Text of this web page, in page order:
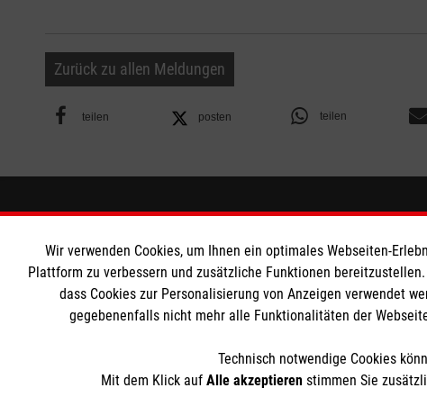
Zurück zu allen Meldungen
teilen posten teilen
Informationen
Impressum
Datenschutz
Barrierefreiheit
Medizinproduktesicherheit
Malteser
Malteser in
Malteserorden
Malteser
Sharepoint
Wir verwenden Cookies, um Ihnen ein optimales Webseiten-
Plattform zu verbessern und zusätzliche Funktionen
dass Cookies zur Personalisierung von Anzeigen verwendet
gegebenenfalls nicht mehr alle Funktionalitäten der
Technisch notwendige Cookies
Mit dem Klick auf Alle akzeptieren stimmen Sie